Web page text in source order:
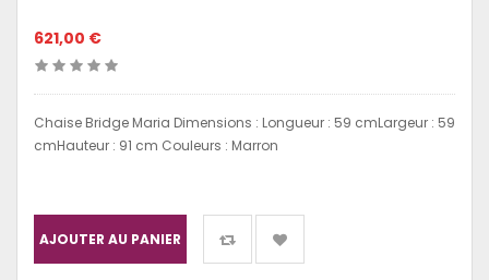
621,00 €
Chaise Bridge Maria Dimensions : Longueur : 59 cmLargeur : 59
cmHauteur : 91 cm Couleurs : Marron
AJOUTER AU PANIER